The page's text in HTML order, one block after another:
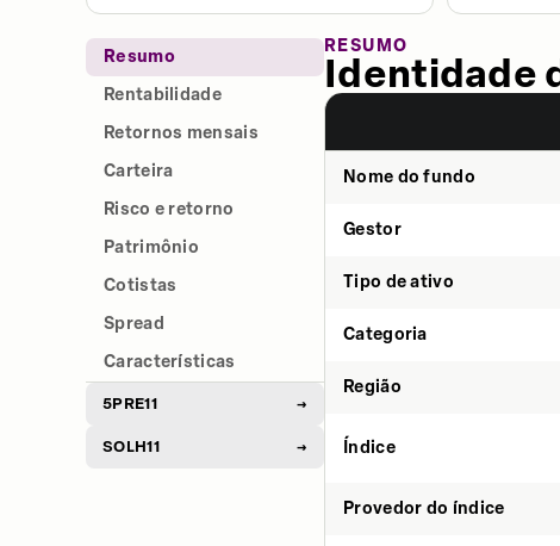
Resumo
Rentabilidade
Retornos mensais
Carteira
Risco e retorno
Patrimônio
Cotistas
Spread
Características
5PRE11 →
SOLH11 →
RESUMO
Identidade
Nome do fundo
Gestor
Tipo de ativo
Categoria
Região
Índice
Provedor do índice